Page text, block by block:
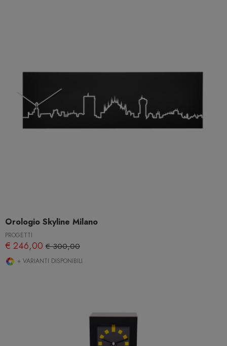
Orologio Skyline Milano
PROGETTI
€ 246,00 € 300,00
+ VARIANTI DISPONIBILI